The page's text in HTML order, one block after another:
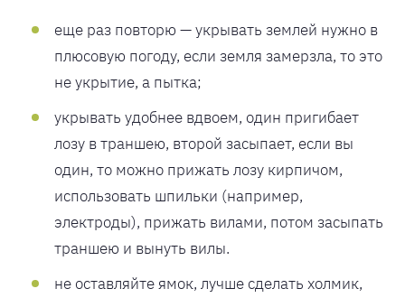
еще раз повторю — укрывать землей нужно в
плюсовую погоду, если земля замерзла, то это
не укрытие, а пытка;
укрывать удобнее вдвоем, один пригибает
лозу в траншею, второй засыпает, если вы
один, то можно прижать лозу кирпичом,
использовать шпильки (например,
электроды), прижать вилами, потом засыпать
траншею и вынуть вилы.
не оставляйте ямок, лучше сделать холмик,